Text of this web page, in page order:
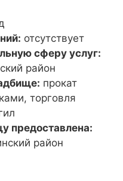
отсутствует
сферу услуг:
район
прокат
торговля
предоставлена:
район